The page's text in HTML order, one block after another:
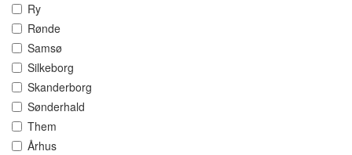
Ry
Rønde
Samsø
Silkeborg
Skanderborg
Sønderhald
Them
Århus